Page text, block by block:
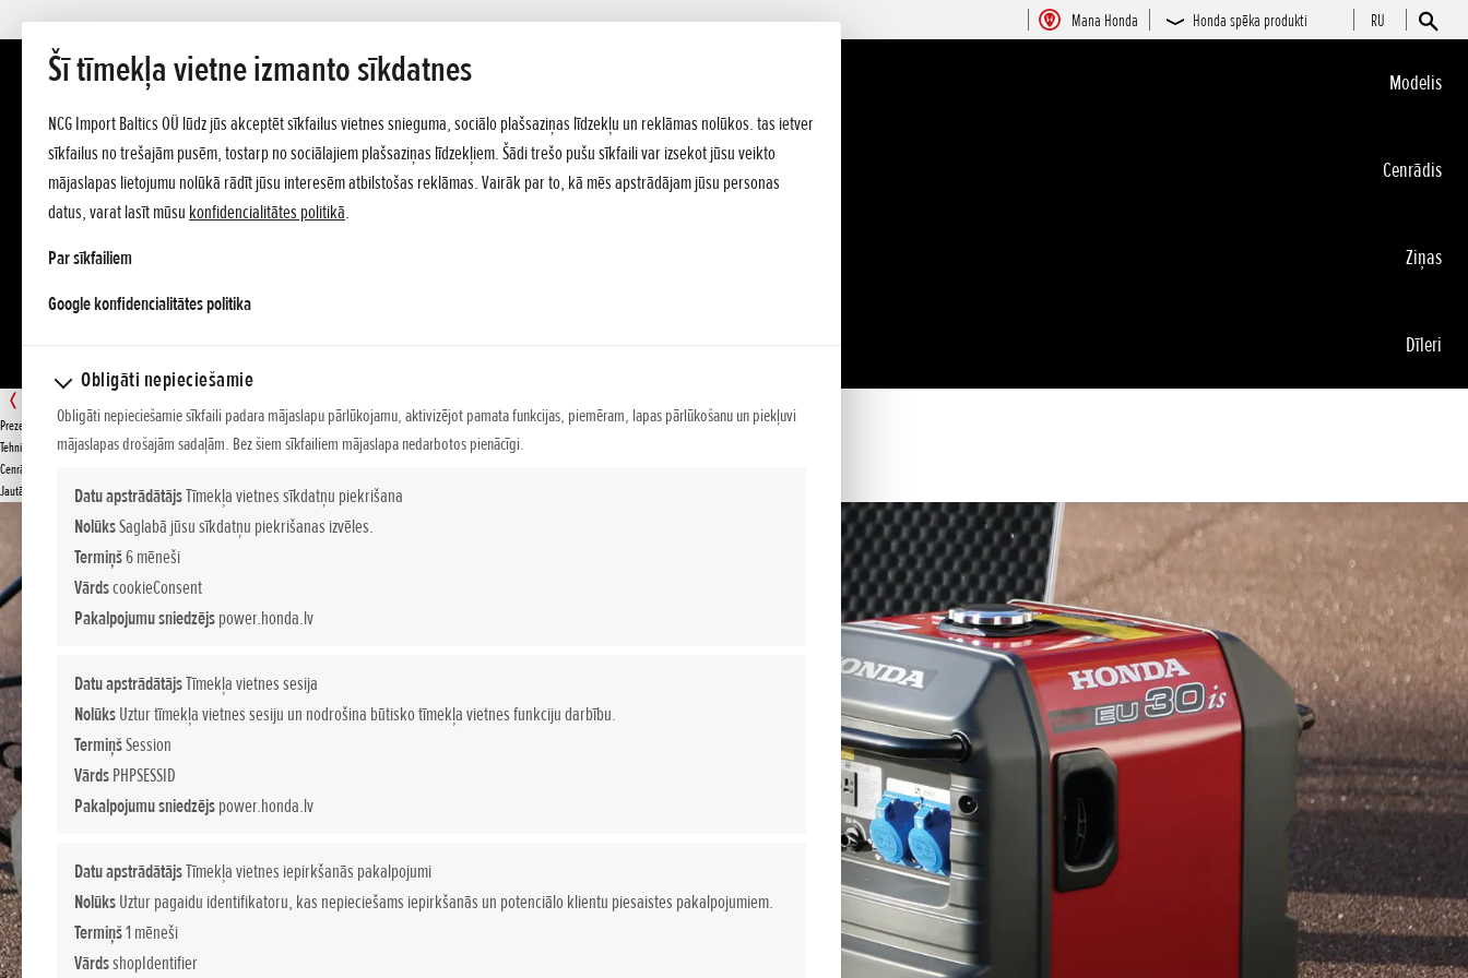
Šī tīmekļa vietne izmanto sīkdatnes
NCG Import Baltics OÜ lūdz jūs akceptēt sīkfailus vietnes snieguma, sociālo plašsaziņas līdzekļu un reklāmas nolūkos. tas ietver
sīkfailus no trešajām pusēm, tostarp no sociālajiem plašsaziņas līdzekļiem. Šādi trešo pušu sīkfaili var izsekot jūsu veikto
mājaslapas lietojumu nolūkā rādīt jūsu interesēm atbilstošas reklāmas. Vairāk par to, kā mēs apstrādājam jūsu personas
datus, varat lasīt mūsu konfidencialitātes politikā.
Par sīkfailiem
Google konfidencialitātes politikaopens in a new tab
Obligāti nepieciešamie
Obligāti nepieciešamie sīkfaili padara mājaslapu pārlūkojamu, aktivizējot pamata funkcijas, piemēram, lapas pārlūkošanu un piekļuvi
mājaslapas drošajām sadaļām. Bez šiem sīkfailiem mājaslapa nedarbotos pienācīgi.
Datu apstrādātājsTīmekļa vietnes sīkdatņu piekrišana
NolūksSaglabā jūsu sīkdatņu piekrišanas izvēles.
Termiņš6 mēneši
VārdscookieConsent
Pakalpojumu sniedzējspower.honda.lv
Datu apstrādātājsTīmekļa vietnes sesija
NolūksUztur tīmekļa vietnes sesiju un nodrošina būtisko tīmekļa vietnes funkciju darbību.
TermiņšSession
VārdsPHPSESSID
Pakalpojumu sniedzējspower.honda.lv
Datu apstrādātājsTīmekļa vietnes iepirkšanās pakalpojumi
NolūksUztur pagaidu identifikatoru, kas nepieciešams iepirkšanās un potenciālo klientu piesaistes pakalpojumiem.
Termiņš1 mēneši
VārdsshopIdentifier
Mana Honda Honda spēka produkti RU
Modelis
Cenrādis
Ziņas
Dīleri
Prezentācija
Tehniskie dati
Cenrādis
Jautājiet sīkāku informāciju
PIEDĀVĀJUMS